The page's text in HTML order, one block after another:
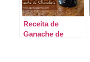
Receita de
Ganache de